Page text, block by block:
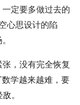
定要多做过去的
心思设计的陷
，没有完全恢复
学越来越难，要
。